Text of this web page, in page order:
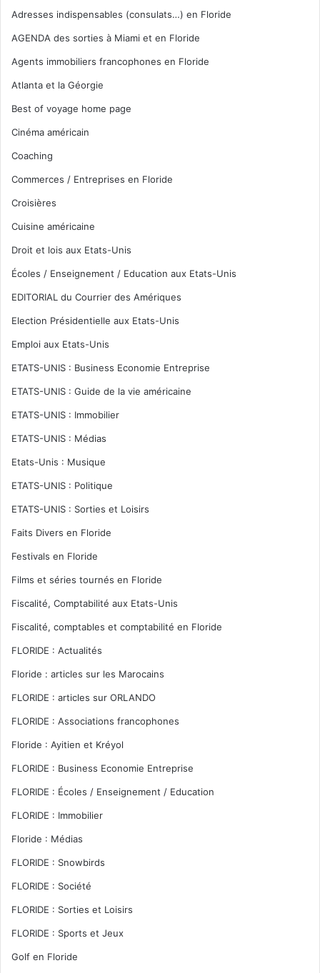
Adresses indispensables (consulats…) en Floride
AGENDA des sorties à Miami et en Floride
Agents immobiliers francophones en Floride
Atlanta et la Géorgie
Best of voyage home page
Cinéma américain
Coaching
Commerces / Entreprises en Floride
Croisières
Cuisine américaine
Droit et lois aux Etats-Unis
Écoles / Enseignement / Education aux Etats-Unis
EDITORIAL du Courrier des Amériques
Election Présidentielle aux Etats-Unis
Emploi aux Etats-Unis
ETATS-UNIS : Business Economie Entreprise
ETATS-UNIS : Guide de la vie américaine
ETATS-UNIS : Immobilier
ETATS-UNIS : Médias
Etats-Unis : Musique
ETATS-UNIS : Politique
ETATS-UNIS : Sorties et Loisirs
Faits Divers en Floride
Festivals en Floride
Films et séries tournés en Floride
Fiscalité, Comptabilité aux Etats-Unis
Fiscalité, comptables et comptabilité en Floride
FLORIDE : Actualités
Floride : articles sur les Marocains
FLORIDE : articles sur ORLANDO
FLORIDE : Associations francophones
Floride : Ayitien et Kréyol
FLORIDE : Business Economie Entreprise
FLORIDE : Écoles / Enseignement / Education
FLORIDE : Immobilier
Floride : Médias
FLORIDE : Snowbirds
FLORIDE : Société
FLORIDE : Sorties et Loisirs
FLORIDE : Sports et Jeux
Golf en Floride